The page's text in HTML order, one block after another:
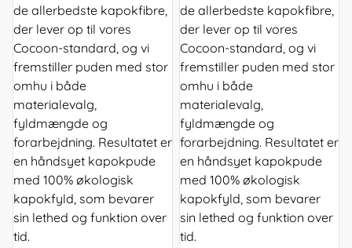
de allerbedste kapokfibre,
der lever op til vores
Cocoon-standard, og vi
fremstiller puden med stor
omhu i både
materialevalg,
fyldmængde og
forarbejdning. Resultatet er
en håndsyet kapokpude
med 100% økologisk
kapokfyld, som bevarer
sin lethed og funktion over
tid.
de allerbedste kapokfibre,
der lever op til vores
Cocoon-standard, og vi
fremstiller puden med stor
omhu i både
materialevalg,
fyldmængde og
forarbejdning. Resultatet er
en håndsyet kapokpude
med 100% økologisk
kapokfyld, som bevarer
sin lethed og funktion over
tid.